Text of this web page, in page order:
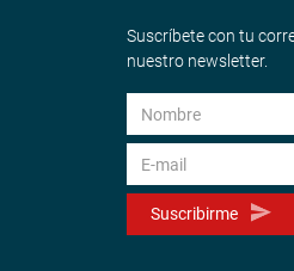
Suscríbete con tu
nuestro newsletter.
Suscribirme